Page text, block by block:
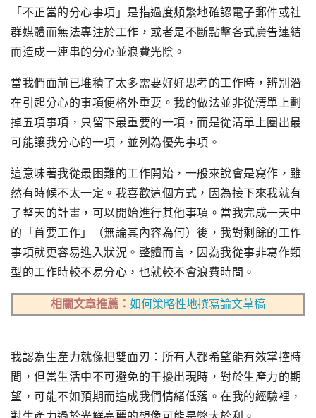
「不正當的分心事項」是指過度頻繁地確認電子郵件或社
群媒體而無法專注於工作，或者是不斷點擊各式廣告連結
而造成一連串的分心並浪費光陰。
當我們面前已堆積了太多需要好好思考的工作時，辨別潛
在引起分心的事項便格外重要。我的做法並非從清單上劃
掉五項事項，只留下最重要的一項，而是從清單上圈出最
可能讓我分心的一項，並列為優先事項。
這意味著我從最困難的工作開始，一般來說會是寫作，雖
然有時候不太一定。我喜歡這個方式，因為接下來我就有
了整天的計畫，可以開始進行其他事項。當我完成一天中
的「首要工作」（無論其內容為何）後，我對剩餘的工作
事項就更容易進入狀況。整體而言，因為我從事非寫作類
型的工作時較不易分心，也就較不會浪費時間。
相關文章推薦： 如何策略性地撰寫論文草稿
我認為生產力就像把雙面刃：所有人都希望能有效掌控時
間，但當生活中不可避免的干擾出現時，對於生產力的期
望，可能不如預期而造成我們情緒低落。在我的經驗裡，